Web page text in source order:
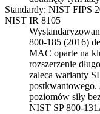
Standardy: NIST FIPS
NIST IR 8105
800-185 (2016)
MAC oparte na
rozszerzenie
zaleca warianty
poziomów siły
NIST SP 800-